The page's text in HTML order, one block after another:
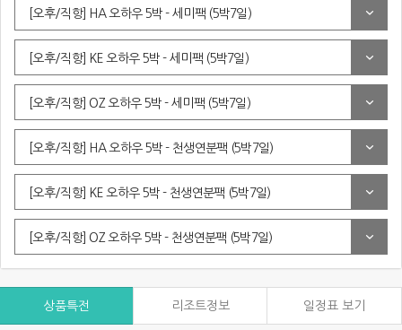
[오후/직항] HA 오하우 5박 - 세미팩 (5박7일)
[오후/직항] KE 오하우 5박 - 세미팩 (5박7일)
[오후/직항] OZ 오하우 5박 - 세미팩 (5박7일)
[오후/직항] HA 오하우 5박 - 천생연분팩 (5박7일)
[오후/직항] KE 오하우 5박 - 천생연분팩 (5박7일)
[오후/직항] OZ 오하우 5박 - 천생연분팩 (5박7일)
상품특전 리조트정보 일정표 보기